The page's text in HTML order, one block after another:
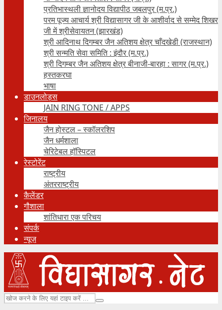
प्रतिभास्थली ज्ञानोदय विद्यापीठ जबलपुर (म.प्र.)
परम पूज्य आचार्य श्री विद्यासागर जी के आशीर्वाद से सम्मेद शिखर
जी में श्रीसेवायतन (झारखंड)
श्री आदिनाथ दिगम्बर जैन अतिशय क्षेत्र चाँदखेडी (राजस्थान)
श्री सन्मति सेवा समिति : इंदौर (म.प्र.)
श्री दिगम्बर जैन अतिशय क्षेत्र बीनाजी-बारहा : सागर (म.प्र.)
हस्तकरघा
भाषा
डाउनलोड्स
JAIN RING TONE / APPS
जिनालय
जैन होस्टल – स्कॉलरशिप
जैन धर्मशाला
चेरिटेबल हॉस्पिटल
रेस्टोरेंट
राष्ट्रीय
अंतरराष्ट्रीय
कैलेंडर
गौशाला
शांतिधारा एक परिचय
संपर्क
न्यूज़